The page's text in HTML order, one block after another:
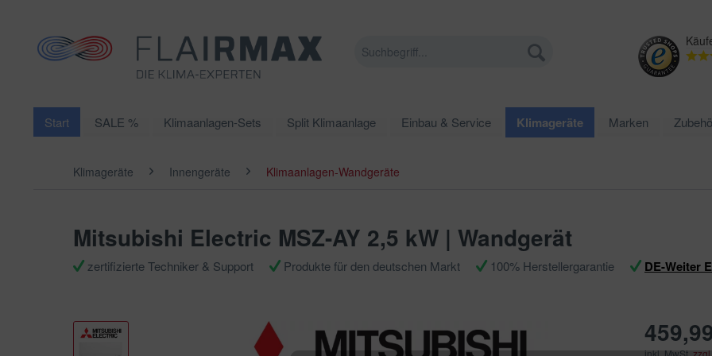
Start SALE % Klimaanlagen-Sets Split Klimaanlage Einbau & Service Klimageräte Marken
Klimageräte Innengeräte Klimaanlagen-Wandgeräte
Mitsubishi Electric MSZ-AY 2,5 kW | Wandgerät
zertifizierte Techniker & Support Produkte für den deutschen Markt 100% Herstellergarantie DE-Weiter
inkl. MwSt.